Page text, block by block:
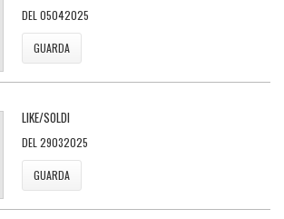
DEL 05042025
GUARDA
LIKE/SOLDI
DEL 29032025
GUARDA